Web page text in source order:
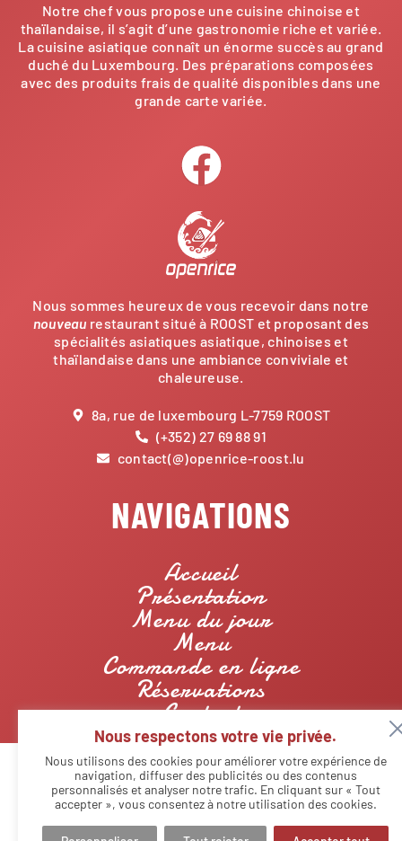
Nous respectons votre vie privée.
Nous utilisons des cookies pour améliorer votre expérience de
navigation, diffuser des publicités ou des contenus
personnalisés et analyser notre trafic. En cliquant sur « Tout
accepter », vous consentez à notre utilisation des cookies.
Notre chef vous propose une cuisine chinoise et
thaïlandaise, il s’agit d’une gastronomie riche et variée.
La cuisine asiatique connaît un énorme succès au grand
duché du Luxembourg. Des préparations composées
avec des produits frais de qualité disponibles dans une
grande carte variée.
Nous sommes heureux de vous recevoir dans notre
nouveau restaurant situé à ROOST et proposant des
spécialités asiatiques asiatique, chinoises et
thaïlandaise dans une ambiance conviviale et
chaleureuse.
8a, rue de luxembourg L-7759 ROOST
(+352) 27 69 88 91
contact(@)openrice-roost.lu
NAVIGATIONS
Accueil
Présentation
Menu du jour
Menu
Commande en ligne
Réservations
Contact
© Copyright - Restaurant Openrice Roost | Designed by
AgencyMarkeasy Communication -Mentions légales